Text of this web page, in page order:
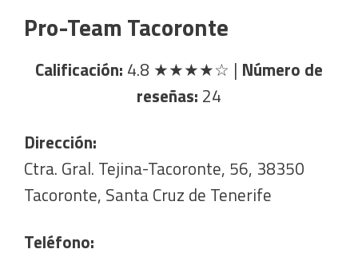
Pro-Team Tacoronte
Calificación: 4.8 ★★★★☆ | Número de
reseñas: 24
Dirección:
Ctra. Gral. Tejina-Tacoronte, 56, 38350
Tacoronte, Santa Cruz de Tenerife
Teléfono: